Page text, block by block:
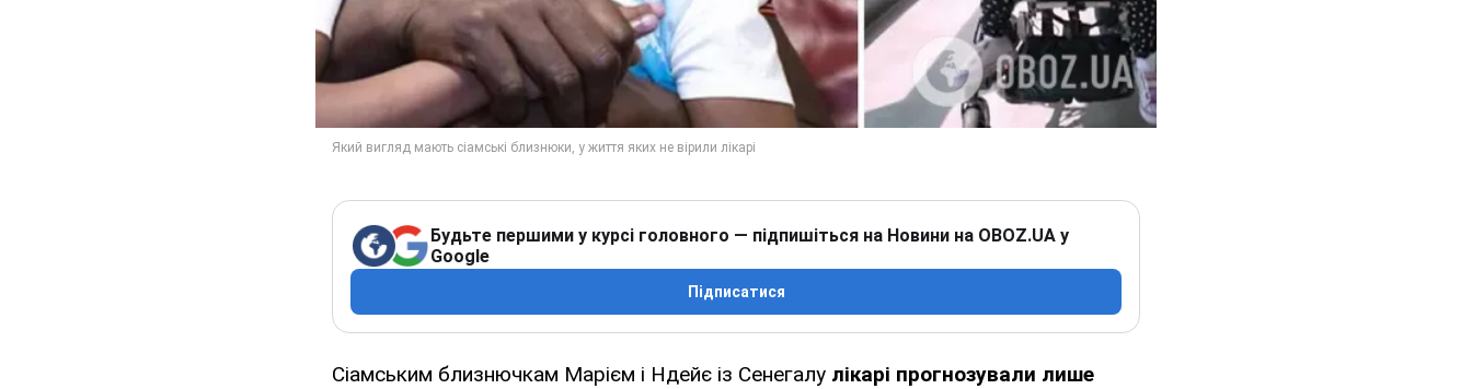
Будьте першими у курсі головного — підпишіться на Новини на OBOZ.UA у
Google
Підписатися
Сіамським близнючкам Марієм і Ндейє із Сенегалу лікарі прогнозували лише